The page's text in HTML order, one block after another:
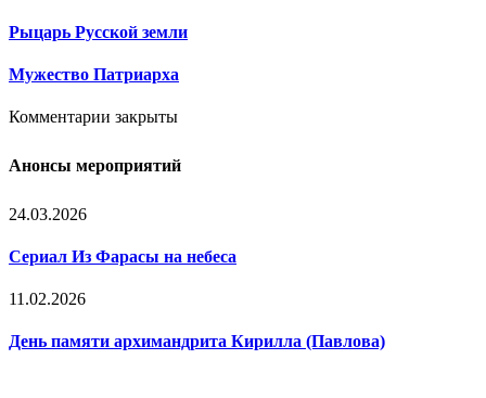
Рыцарь Русской земли
Мужество Патриарха
Комментарии закрыты
Анонсы мероприятий
24.03.2026
Сериал Из Фарасы на небеса
11.02.2026
День памяти архимандрита Кирилла (Павлова)